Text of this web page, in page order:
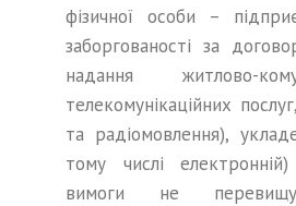
фізичної особи –
заборгованості за
надання житлово-
телекомунікаційних
та радіомовлення),
тому числі
вимоги не